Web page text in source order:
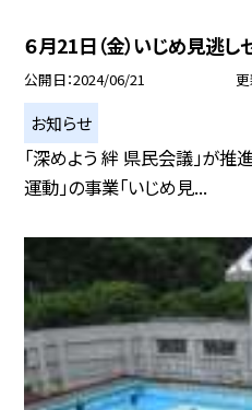
６月21日（金）いじめ見逃
公開日 2024/06/21
お知らせ
「深めよう 絆 県民会議」が推
運動」の事業「いじめ見...